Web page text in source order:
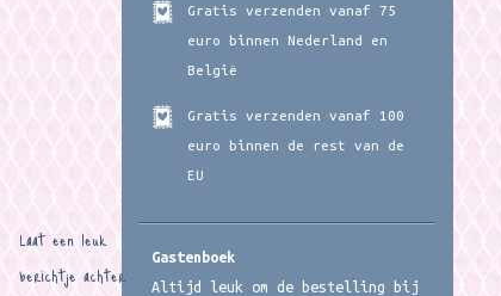
Gratis verzenden vanaf 75
euro binnen Nederland en
België
Gratis verzenden vanaf 100
euro binnen de rest van de
EU
Gastenboek
Altijd leuk om de bestelling bij
Laat een leuk
berichtje achter